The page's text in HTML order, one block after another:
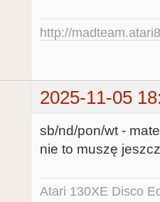
http://
2025-11-05
sb/nd/pon/wt -
nie to muszę
Atari 130XE Disco